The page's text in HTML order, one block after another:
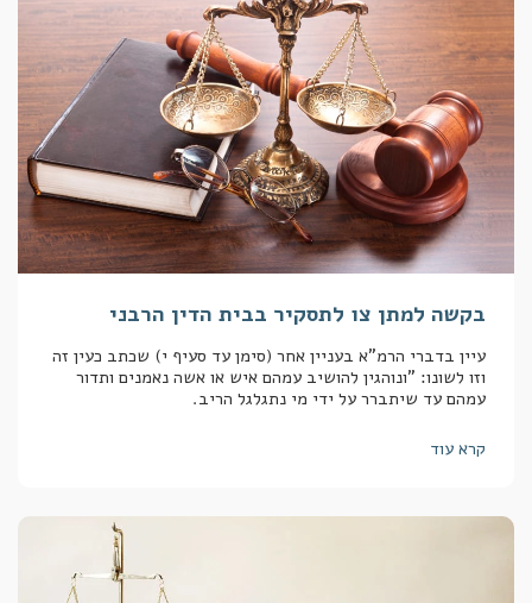
בקשה למתן צו לתסקיר בבית הדין הרבני
עיין בדברי הרמ"א בעניין אחר (סימן עד סעיף י) שכתב כעין זה
וזו לשונו: "ונוהגין להושיב עמהם איש או אשה נאמנים ותדור
עמהם עד שיתברר על ידי מי נתגלגל הריב.
קרא עוד